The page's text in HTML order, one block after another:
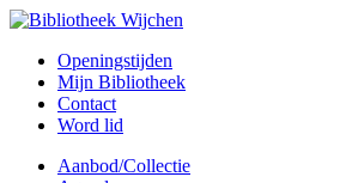
Openingstijden
Mijn Bibliotheek
Contact
Word lid
Aanbod/Collectie